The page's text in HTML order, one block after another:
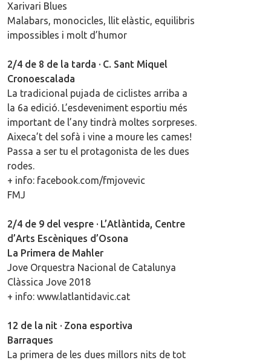
Xarivari Blues
Malabars, monocicles, llit elàstic, equilibris
impossibles i molt d’humor
2/4 de 8 de la tarda · C. Sant Miquel
Cronoescalada
La tradicional pujada de ciclistes arriba a
la 6a edició. L’esdeveniment esportiu més
important de l’any tindrà moltes sorpreses.
Aixeca’t del sofà i vine a moure les cames!
Passa a ser tu el protagonista de les dues
rodes.
+ info: facebook.com/fmjovevic
FMJ
2/4 de 9 del vespre · L’Atlàntida, Centre
d’Arts Escèniques d’Osona
La Primera de Mahler
Jove Orquestra Nacional de Catalunya
Clàssica Jove 2018
+ info: www.latlantidavic.cat
12 de la nit · Zona esportiva
Barraques
La primera de les dues millors nits de tot